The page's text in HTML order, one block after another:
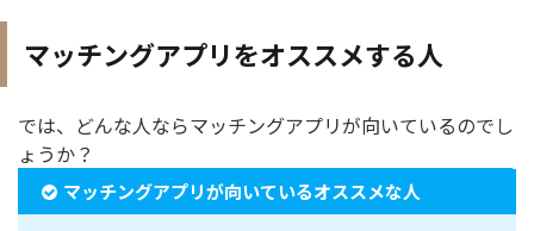
マッチングアプリをオススメする人
では、どんな人ならマッチングアプリが向いているのでし
ょうか？
マッチングアプリが向いているオススメな人